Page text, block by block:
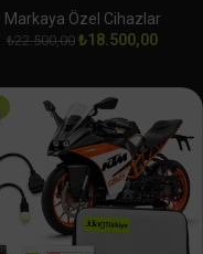
Markaya Özel Cihazlar
₺22.500,00 ₺18.500,00